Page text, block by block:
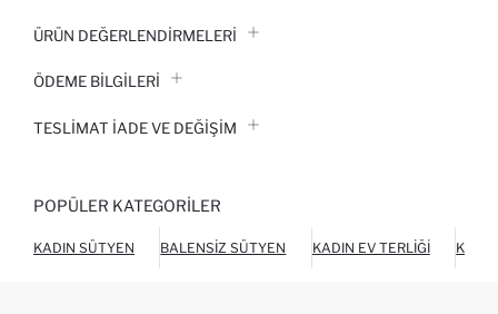
ÜRÜN DEĞERLENDİRMELERİ
ÖDEME BİLGİLERİ
TESLIMAT İADE VE DEĞIŞIM
POPÜLER KATEGORILER
KADIN SÜTYEN BALENSIZ SÜTYEN KADIN EV TERLIĞI